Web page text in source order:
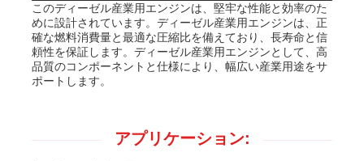
このディーゼル産業用エンジンは、堅牢な性能と効率のた
めに設計されています。ディーゼル産業用エンジンは、正
確な燃料消費量と最適な圧縮比を備えており、長寿命と信
頼性を保証します。ディーゼル産業用エンジンとして、高
品質のコンポーネントと仕様により、幅広い産業用途をサ
ポートします。
アプリケーション: